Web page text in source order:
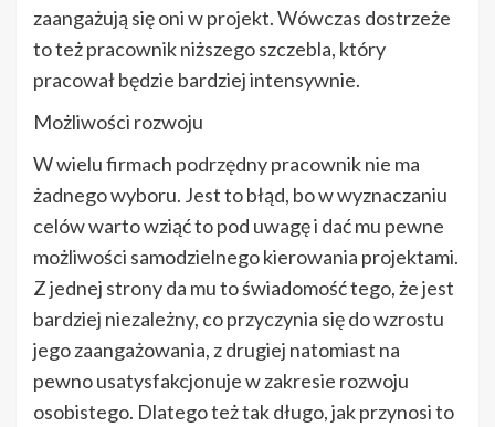
zaangażują się oni w projekt. Wówczas dostrzeże
to też pracownik niższego szczebla, który
pracował będzie bardziej intensywnie.
Możliwości rozwoju
W wielu firmach podrzędny pracownik nie ma
żadnego wyboru. Jest to błąd, bo w wyznaczaniu
celów warto wziąć to pod uwagę i dać mu pewne
możliwości samodzielnego kierowania projektami.
Z jednej strony da mu to świadomość tego, że jest
bardziej niezależny, co przyczynia się do wzrostu
jego zaangażowania, z drugiej natomiast na
pewno usatysfakcjonuje w zakresie rozwoju
osobistego. Dlatego też tak długo, jak przynosi to